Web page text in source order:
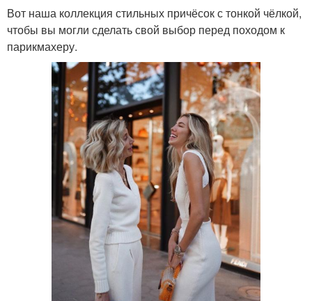
Вот наша коллекция стильных причёсок с тонкой чёлкой,
чтобы вы могли сделать свой выбор перед походом к
парикмахеру.